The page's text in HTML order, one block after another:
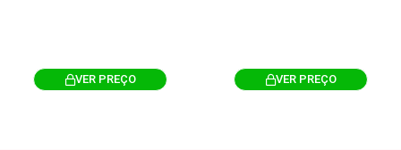
VER PREÇO VER PREÇO